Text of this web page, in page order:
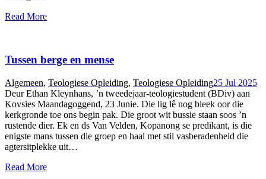
Read More
Tussen berge en mense
Algemeen, Teologiese Opleiding, Teologiese Opleiding25 Jul 2025
Deur Ethan Kleynhans, ’n tweedejaar-teologiestudent (BDiv) aan
Kovsies Maandagoggend, 23 Junie. Die lig lê nog bleek oor die
kerkgronde toe ons begin pak. Die groot wit bussie staan soos ’n
rustende dier. Ek en ds Van Velden, Kopanong se predikant, is die
enigste mans tussen die groep en haal met stil vasberadenheid die
agtersitplekke uit…
Read More